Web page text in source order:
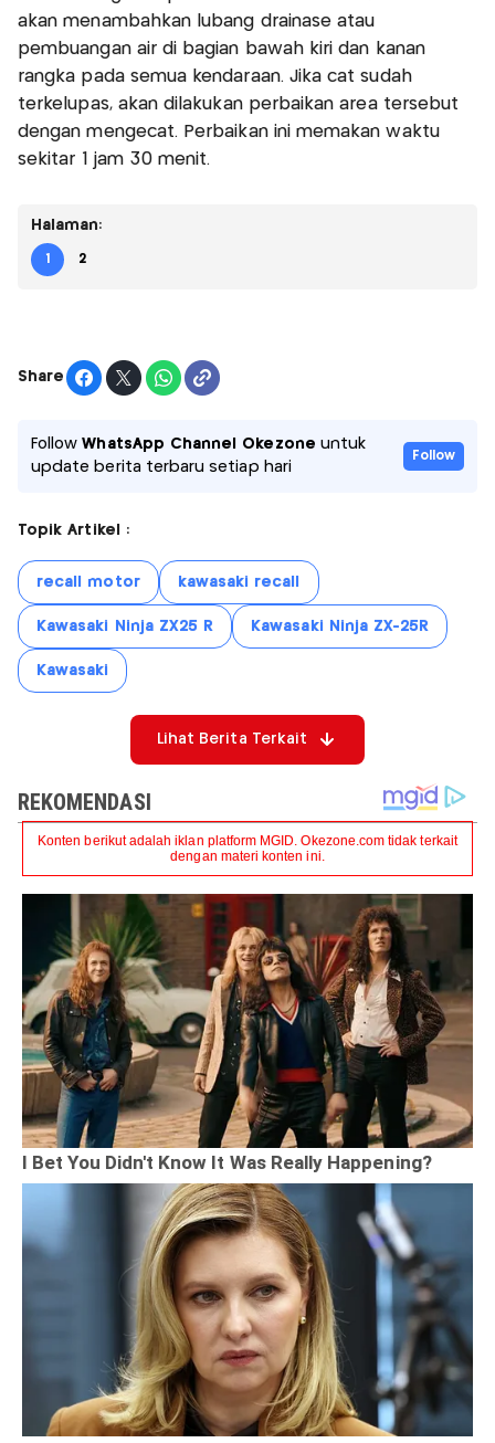
akan menambahkan lubang drainase atau
pembuangan air di bagian bawah kiri dan kanan
rangka pada semua kendaraan. Jika cat sudah
terkelupas, akan dilakukan perbaikan area tersebut
dengan mengecat. Perbaikan ini memakan waktu
sekitar 1 jam 30 menit.
Halaman:
1 2
Share
FollowWhatsApp Channel Okezone untuk
update berita terbaru setiap hari
Follow
Topik Artikel :
recall motor kawasaki recall
Kawasaki Ninja ZX25 R Kawasaki Ninja ZX-25R
Kawasaki
Lihat Berita Terkait